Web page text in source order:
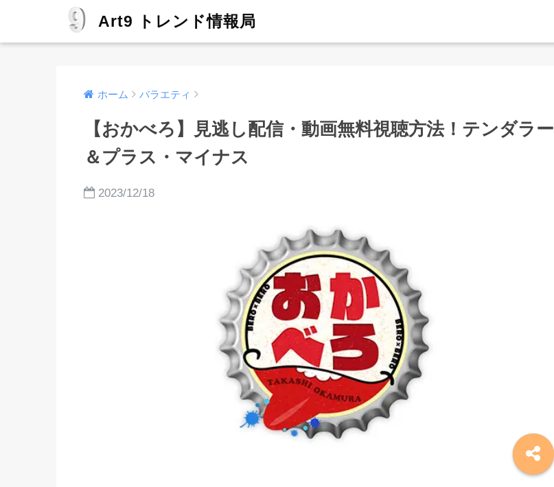
Art9 トレンド情報局
ホーム バラエティ
【おかべろ】見逃し配信・動画無料視聴方法！テンダラー
＆プラス・マイナス
2023/12/18